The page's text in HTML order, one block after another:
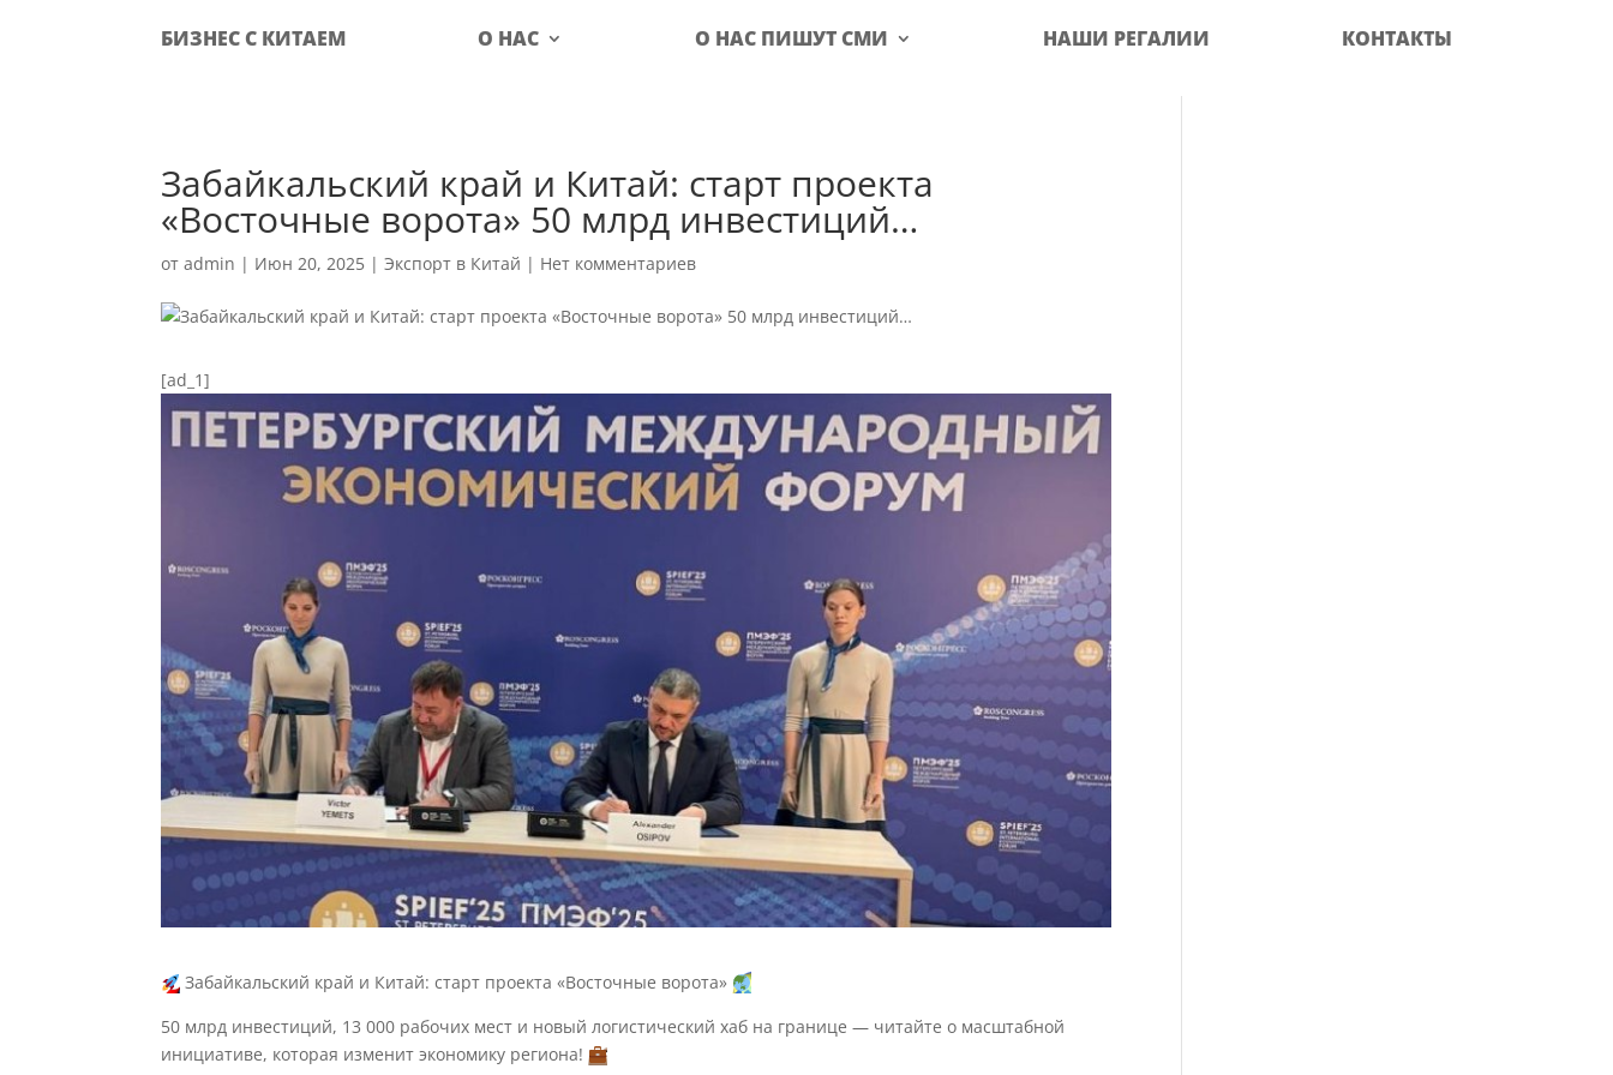
БИЗНЕС С КИТАЕМ О НАС О НАС ПИШУТ СМИ НАШИ РЕГАЛИИ КОНТАКТЫ
Забайкальский край и Китай: старт проекта
«Восточные ворота» 50 млрд инвестиций…
отadmin | Июн 20, 2025 |Экспорт в Китай | Нет комментариев
[ad_1]
Забайкальский край и Китай: старт проекта «Восточные ворота»
50 млрд инвестиций, 13 000 рабочих мест и новый логистический хаб на границе — читайте о масштабной
инициативе, которая изменит экономику региона!